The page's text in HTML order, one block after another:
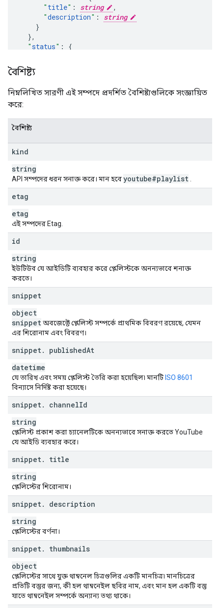
" title" : string
,
"description" :
string
},
"status" :
},
"contentDetails
"itemCount ": unsigned integer
description
string
}
বৈশিষ্ট্য
নিম্নলিখিত সারণী এই সম্পদে প্রদর্শিত বৈশিষ্ট্যগুলিকে সংজ্ঞায়িত
করে:
বৈশিষ্ট্য
kind
string
API সম্পদের ধরন সনাক্ত করে। মান হবেyoutube#playlist
etag
etag
এই সম্পদের Etag.
id
string
ইউটিউব যে আইডিটি ব্যবহার করে প্লেলিস্টকে অনন্যভাবে শনাক্ত
করতে।
snippet
object
snippetঅবজেক্টে প্লেলিস্ট সম্পর্কে প্রাথমিক বিবরণ রয়েছে, যেমন
এর শিরোনাম এবং বিবরণ।
snippet. publishedAt
datetime
যে তারিখ এবং সময় প্লেলিস্ট তৈরি করা হয়েছিল৷ মানটি ISO 8601
বিন্যাসে নির্দিষ্ট করা হয়েছে।
snippet. channelId
string
প্লেলিস্ট প্রকাশ করা চ্যানেলটিকে অনন্যভাবে সনাক্ত করতে YouTube
যে আইডি ব্যবহার করে।
snippet.
title
string
প্লেলিস্টের শিরোনাম।
snippet.
description
string
প্লেলিস্টের বর্ণনা।
snippet.
thumbnails
object
প্লেলিস্টের সাথে যুক্ত থাম্বনেল চিত্রগুলির একটি মানচিত্র৷ মানচিত্রের
প্রতিটি বস্তুর জন্য, কী হল থাম্বনেইল ছবির নাম, এবং মান হল একটি বস্তু
যাতে থাম্বনেইল সম্পর্কে অন্যান্য তথ্য থাকে।